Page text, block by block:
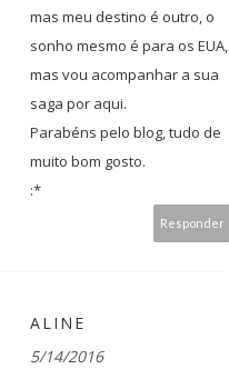
mas meu destino é outro, o
sonho mesmo é para os EUA,
mas vou acompanhar a sua
saga por aqui.
Parabéns pelo blog, tudo de
muito bom gosto.
:*
Responder
ALINE
5/14/2016